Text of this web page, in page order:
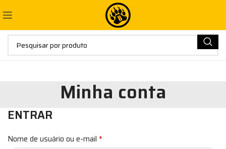
Minha conta
ENTRAR
Nome de usuário ou e-mail *